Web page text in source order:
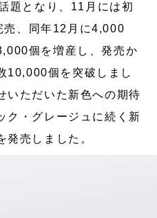
題となり、11月には初
売、同年12月に4,000
個を増産し、発売か
10,000個を突破しまし
いただいた新色への期待
ク・グレージュに続く新
発売しました。